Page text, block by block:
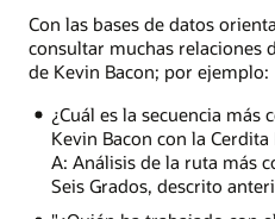
Muppet
Treasure
Island
con
Billy
Connolly,
quien
actuó
Con las bases de datos
consultar muchas relaciones
de Kevin Bacon; por ejemplo:
¿Cuál es la secuencia más
Kevin Bacon con la Cerdita
A: Análisis de la ruta más
Seis Grados, descrito